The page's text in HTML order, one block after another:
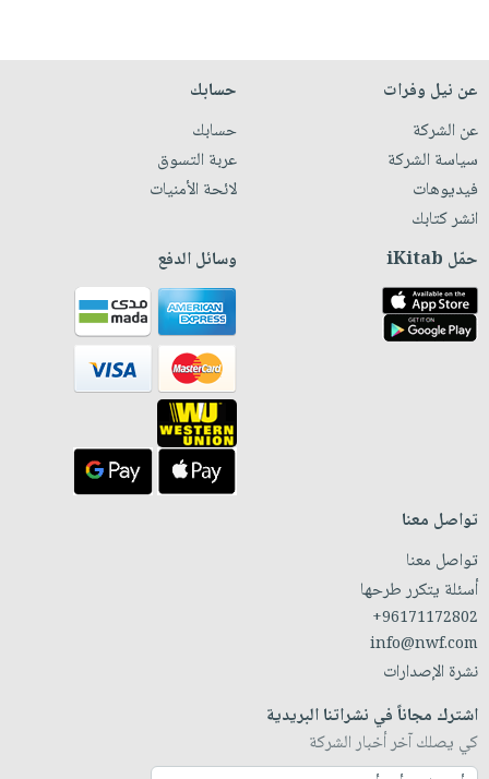
عن نيل وفرات
عن الشركة
سياسة الشركة
فيديوهات
انشر كتابك
حسابك
حسابك
عربة التسوق
لائحة الأمنيات
حمّل iKitab وسائل الدفع
تواصل معنا
تواصل معنا
أسئلة يتكرر طرحها
+96171172802
info@nwf.com
نشرة الإصدارات
اشترك مجاناً في نشراتنا البريدية
كي يصلك آخر أخبار الشركة